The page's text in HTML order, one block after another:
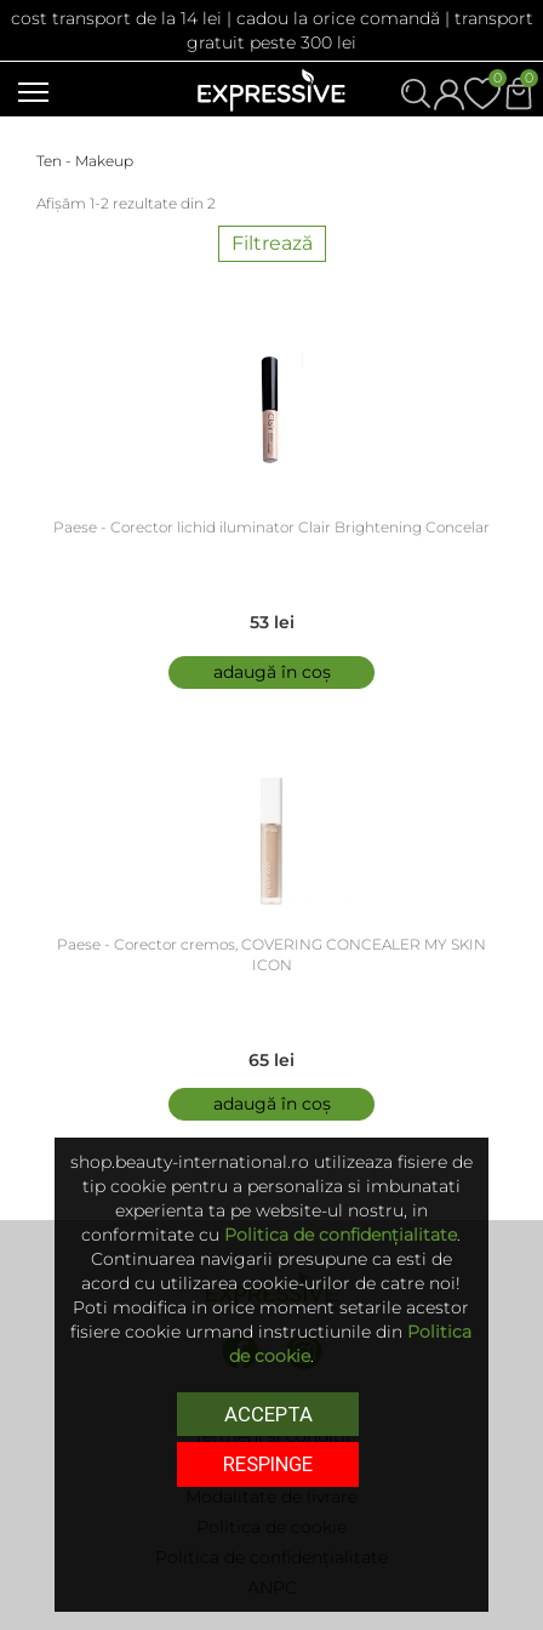
cost transport de la 14 lei | cadou la orice comandă | transport
gratuit peste 300 lei
0
0
Ten - Makeup
Afișăm 1-2 rezultate din 2
Filtrează
Paese - Corector lichid iluminator Clair Brightening Concelar
53 lei
adaugă în coș
Paese - Corector cremos, COVERING CONCEALER MY SKIN
ICON
65 lei
adaugă în coș
Termeni și condiții
Politica de retur
shop.beauty-international.ro utilizeaza fisiere de
tip cookie pentru a personaliza si imbunatati
experienta ta pe website-ul nostru, in
conformitate cu Politica de confidențialitate.
Continuarea navigarii presupune ca esti de
acord cu utilizarea cookie-urilor de catre noi!
Poti modifica in orice moment setarile acestor
fisiere cookie urmand instructiunile din Politica
de cookie.
ACCEPTA
RESPINGE